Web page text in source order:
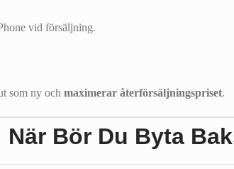
vid försäljning.
som ny och maximerar återförsäljningspriset.
Bör Du Byta